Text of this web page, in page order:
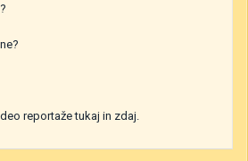
reportaže tukaj in zdaj.